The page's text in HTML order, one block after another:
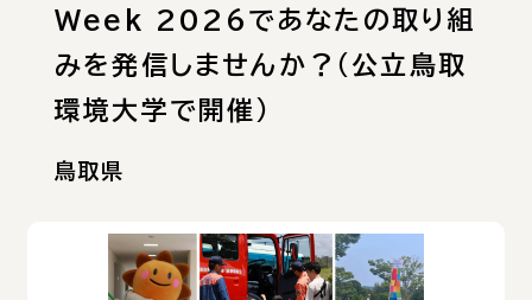
Week 2026であなたの取り組
みを発信しませんか？（公立鳥取
環境大学で開催）
鳥取県